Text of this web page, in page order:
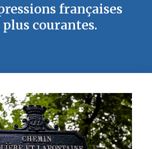
françaises
plus courantes.